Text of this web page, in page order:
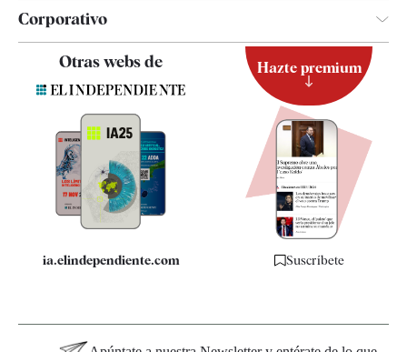
Corporativo
Contacto
Quiénes somos
Especificaciones
Otras webs de
ia.elindependiente.com
Hazte premium
Suscríbete